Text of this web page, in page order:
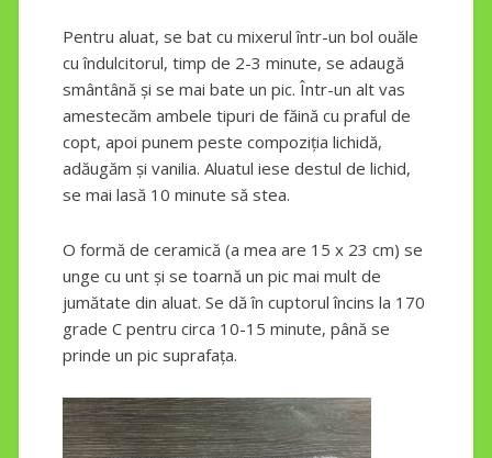
Pentru aluat, se bat cu mixerul într-un bol ouăle
cu îndulcitorul, timp de 2-3 minute, se adaugă
smântână și se mai bate un pic. Într-un alt vas
amestecăm ambele tipuri de făină cu praful de
copt, apoi punem peste compoziția lichidă,
adăugăm și vanilia. Aluatul iese destul de lichid,
se mai lasă 10 minute să stea.
O formă de ceramică (a mea are 15 x 23 cm) se
unge cu unt și se toarnă un pic mai mult de
jumătate din aluat. Se dă în cuptorul încins la 170
grade C pentru circa 10-15 minute, până se
prinde un pic suprafața.